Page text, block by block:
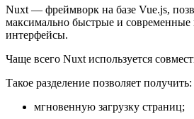
Nuxt — фреймворк на базе Vue.js,
максимально быстрые и современные
интерфейсы.
Чаще всего Nuxt используется
Такое разделение позволяет получить:
мгновенную загрузку страниц;